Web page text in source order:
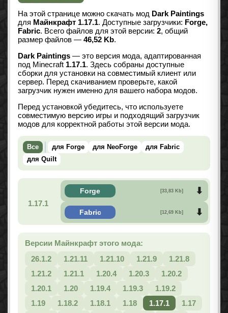
На этой странице можно скачать мод Dark Paintings
для Майнкрафт 1.17.1. Доступные загрузчики: Forge,
Fabric. Всего файлов для этой версии: 2, общий
размер файлов — 46,52 Kb.
Dark Paintings — это версия мода, адаптированная
под Minecraft 1.17.1. Здесь собраны доступные
сборки для установки на совместимый клиент или
сервер. Перед скачиванием проверьте, какой
загрузчик нужен именно для вашего набора модов.
Перед установкой убедитесь, что используете
совместимую версию игры и подходящий загрузчик
модов для корректной работы этой версии мода.
Все для Forge для NeoForge
для Fabric
для Quilt
1.17.1
Forge [33,83 Kb]
Fabric [12,69 Kb]
Версии Майнкрафт этого мода:
26.1.2
1.21.11 1.21.10 1.21.9
1.21.8
1.21.2
1.21.1 1.20.4 1.20.3
1.20.2
1.20.1
1.20 1.19.4 1.19.3
1.19.2
1.19
1.18.2 1.18.1 1.18 1.17.1
1.17